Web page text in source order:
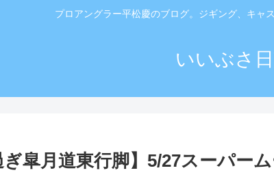
プロアングラー平松慶のブログ。ジギング、キャ
いいぶさ
皐月道東行脚】5/27スーパーム